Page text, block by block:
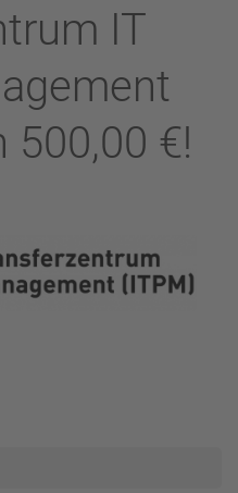
IT
500,00 €!